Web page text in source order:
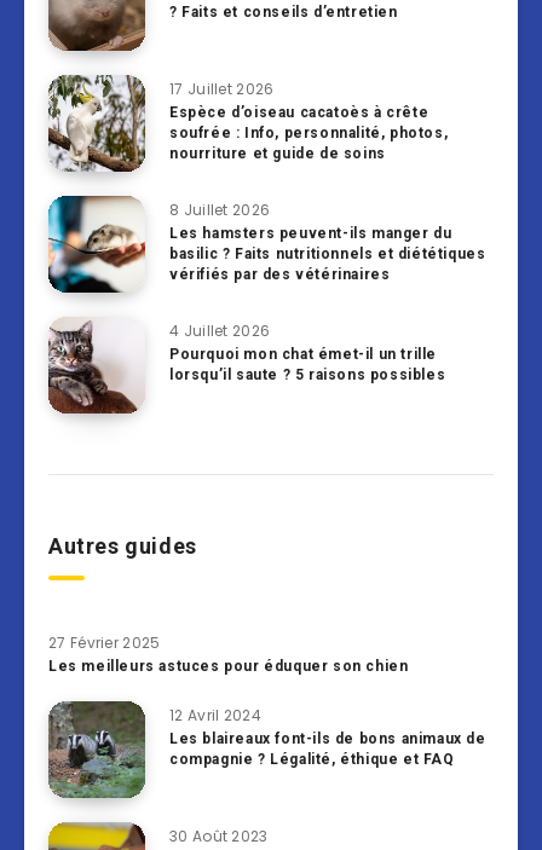
? Faits et conseils d’entretien
17 Juillet 2026
Espèce d’oiseau cacatoès à crête
soufrée : Info, personnalité, photos,
nourriture et guide de soins
8 Juillet 2026
Les hamsters peuvent-ils manger du
basilic ? Faits nutritionnels et diététiques
vérifiés par des vétérinaires
4 Juillet 2026
Pourquoi mon chat émet-il un trille
lorsqu’il saute ? 5 raisons possibles
Autres guides
27 Février 2025
Les meilleurs astuces pour éduquer son chien
12 Avril 2024
Les blaireaux font-ils de bons animaux de
compagnie ? Légalité, éthique et FAQ
30 Août 2023